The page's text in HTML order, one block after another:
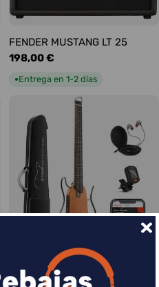
FENDER MUSTANG LT 25
Precio
habitual
198,00 €
●Entrega en 1-2 días
DONNER HUSH-I Silent Guitar
Caoba